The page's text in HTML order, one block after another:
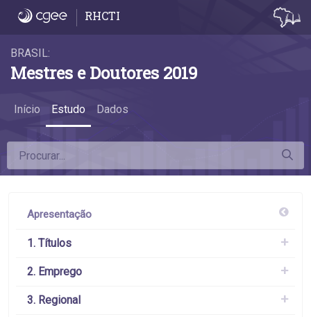
Apresentação - Apresentação
RHCTI
BRASIL:
Mestres e Doutores 2019
Início Estudo Dados
Apresentação
1. Títulos
2. Emprego
3. Regional